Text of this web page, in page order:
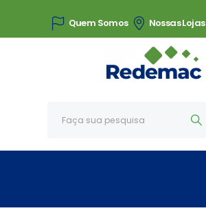
Quem Somos Nossas Lojas